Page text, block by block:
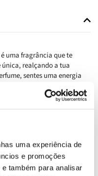
uma experiência de
e promoções
também para analisar
uma fragrância que te
única, realçando a tua
sentes uma energia
e envolventes criam
o o complemento perfeito